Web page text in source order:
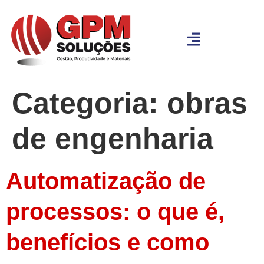
Categoria: obras
de engenharia
Automatização de
processos: o que é,
benefícios e como